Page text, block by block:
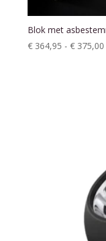
Blok met
€364,95 - €375,00